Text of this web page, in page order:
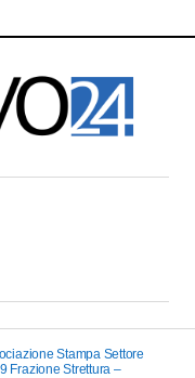
Stampa Settore
Frazione Strettura –